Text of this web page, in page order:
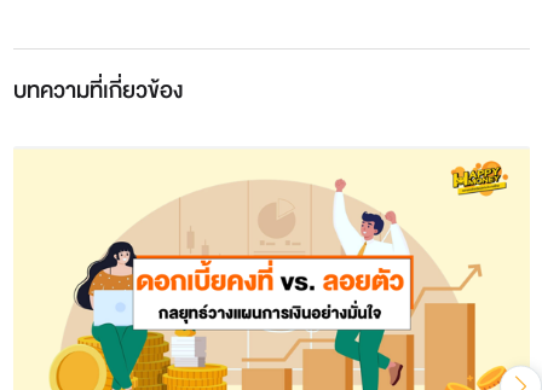
บทความที่เกี่ยวข้อง